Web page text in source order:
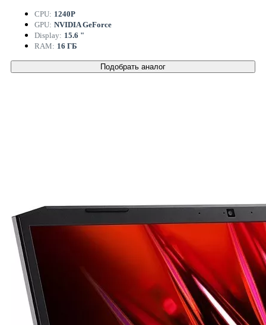
CPU: 1240P
GPU: NVIDIA GeForce
Display: 15.6 "
RAM: 16 ГБ
Подобрать аналог